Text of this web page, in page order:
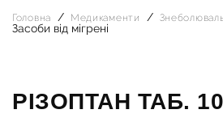
Головна Медикаменти
Засоби від мігрені
РІЗОПТАН ТАБ.